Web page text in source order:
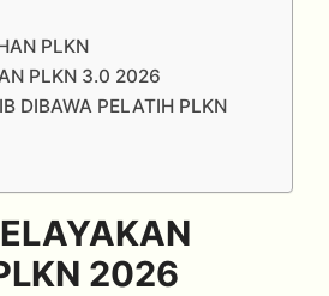
PLKN
PLKN 3.0 2026
DIBAWA PELATIH PLKN
2026